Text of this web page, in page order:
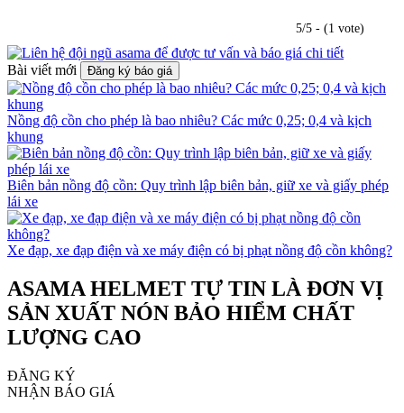
5/5 - (1 vote)
Bài viết mới Đăng ký báo giá
Nồng độ cồn cho phép là bao nhiêu? Các mức 0,25; 0,4 và kịch
khung
Biên bản nồng độ cồn: Quy trình lập biên bản, giữ xe và giấy phép
lái xe
Xe đạp, xe đạp điện và xe máy điện có bị phạt nồng độ cồn không?
ASAMA HELMET TỰ TIN LÀ ĐƠN VỊ
SẢN XUẤT NÓN BẢO HIỂM CHẤT
LƯỢNG CAO
ĐĂNG KÝ
NHẬN BÁO GIÁ